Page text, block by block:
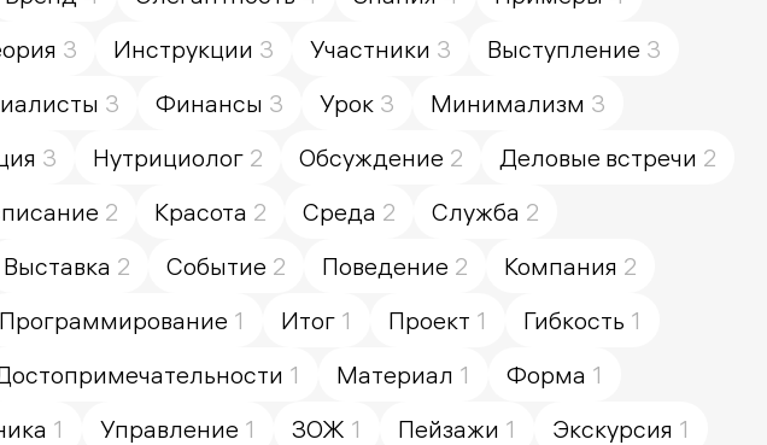
3 Инструкции 3 Участники 3 Выступление 3
3 Финансы 3 Урок 3 Минимализм 3
3 Нутрициолог 2 Обсуждение 2 Деловые встречи 2
2 Красота 2 Среда 2 Служба 2
Выставка 2 Событие 2 Поведение 2 Компания 2
Программирование 1 Итог 1 Проект 1 Гибкость 1
1 Материал 1 Форма 1
1 Управление 1 ЗОЖ 1 Пейзажи 1 Экскурсия 1